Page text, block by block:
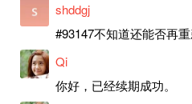
shddgj
#93147不知道还能否再
Qi
你好，已经续期成功。